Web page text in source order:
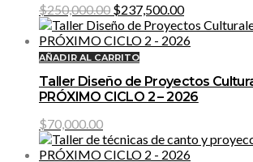
$250,000.00 Original
price
was:
$250,000.00.
$237,500.00Current
price
is:
AÑADIR AL CARRITO
Taller Diseño de Proyectos
PRÓXIMO CICLO 2 – 2026
$70,000.00